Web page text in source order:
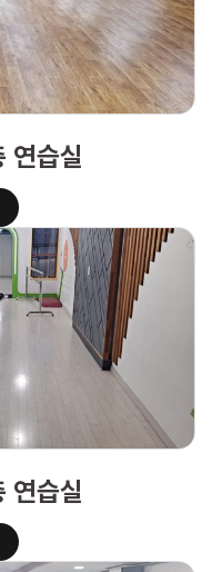
연습실
연습실